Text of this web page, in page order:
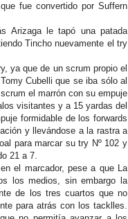
fue convertido por Suffern
Arizaga le tapó una patada
Tincho nuevamente el try
ya que de un scrum propio el
Cubelli que se iba sólo al
el marrón con su empuje
visitantes y a 15 yardas del
formidable de los forwards
y llevándose a la rastra a
para marcar su try Nº 102 y
21 a 7.
el marcador, pese a que La
los medios, sin embargo la
de los tres cuartos que no
para atrás con los tacklles.